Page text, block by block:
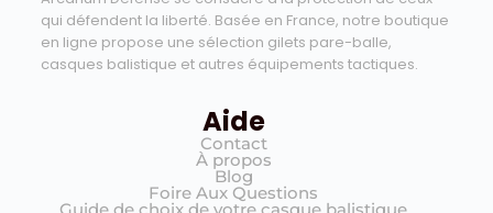
qui défendent la liberté. Basée en France, notre boutique
en ligne propose une sélection gilets pare-balle,
casques balistique et autres équipements tactiques.
Aide
Contact
À propos
Blog
Foire Aux Questions